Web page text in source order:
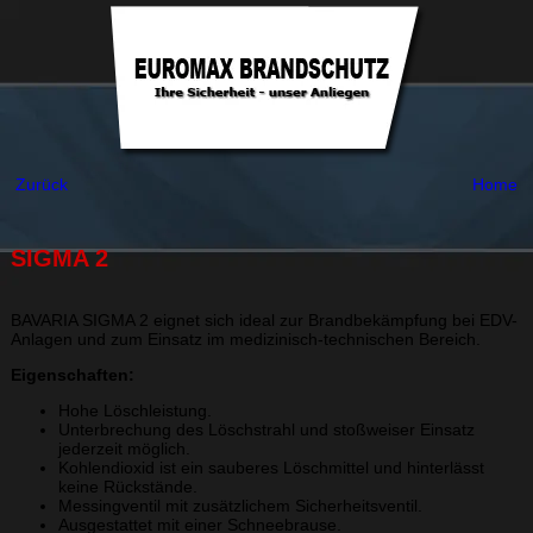
Zurück Home
SIGMA 2
BAVARIA SIGMA 2 eignet sich ideal zur Brandbekämpfung bei EDV-
Anlagen und zum Einsatz im medizinisch-technischen Bereich.
Eigenschaften:
Hohe Löschleistung.
Unterbrechung des Löschstrahl und stoßweiser Einsatz
jederzeit möglich.
Kohlendioxid ist ein sauberes Löschmittel und hinterlässt
keine Rückstände.
Messingventil mit zusätzlichem Sicherheitsventil.
Ausgestattet mit einer Schneebrause.